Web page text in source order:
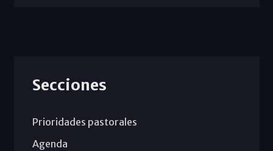
Secciones
Prioridades pastorales
Agenda